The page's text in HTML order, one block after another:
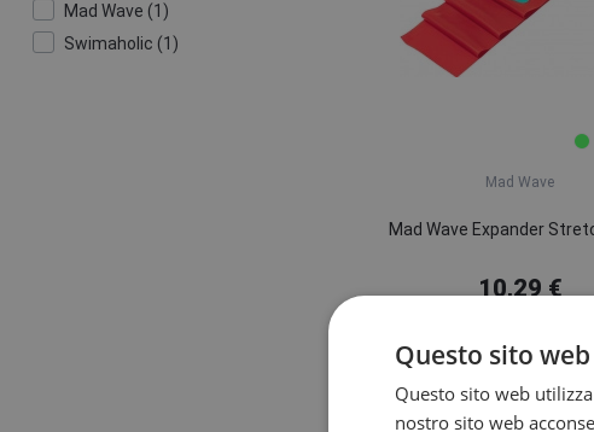
Mad Wave (1)
Swimaholic (1)
Mad Wave
Mad Wave Expander
10,29 €
Ausili
Questo sito
Questo sito web
nostro sito web